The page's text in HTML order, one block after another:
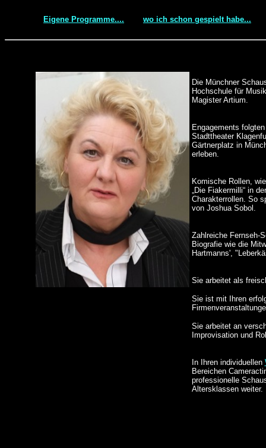
Eigene Programme.... wo ich schon gespielt habe...
Die Münchner
Hochschule für
Magister Artium.
Engagements
Stadttheater
Gärtnerplatz in
erleben.
Komische Rollen,
„Die Fiakermilli“ in
Charakterrollen. So
von Joshua Sobol.
Zahlreiche Fernseh-
Biografie wie die
Hartmanns',
Sie arbeitet als
Sie ist mit Ihren
Sie arbeitet an
Improvisation und
In Ihren individuellen
Bereichen
professionelle
Altersklassen weiter.